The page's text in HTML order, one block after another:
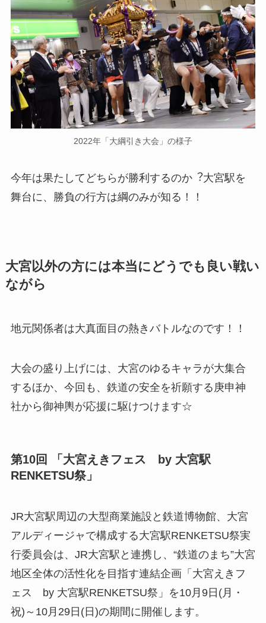
2022年「大綱引き大会」の様子
今年は果たしてどちらが勝利するのか︖大宮駅を
舞台に、勝負の行方は綱のみが知る！！
大宮以外の方には本当にどうでも良い戦い
ながら
地元関係者は大真面目の熱きバトルなのです！！
大会の盛り上げには、大宮のゆるキャラが大集合
するほか、今回も、鉄道の安全を祈願する庚申神
社から御神輿が応援に駆けつけます☆
第10回 「大宮えきフェス by 大宮駅
RENKETSU祭」
JR大宮駅周辺の大型商業施設と鉄道博物館、大宮
アルディージャで構成する大宮駅RENKETSU祭実
行委員会は、JR大宮駅と連携し、“鉄道のまち”大宮
地区全体の活性化を目指す連結企画「大宮えきフ
ェス by 大宮駅RENKETSU祭」を10月9日(月・
祝)～10月29日(日)の期間に開催します。